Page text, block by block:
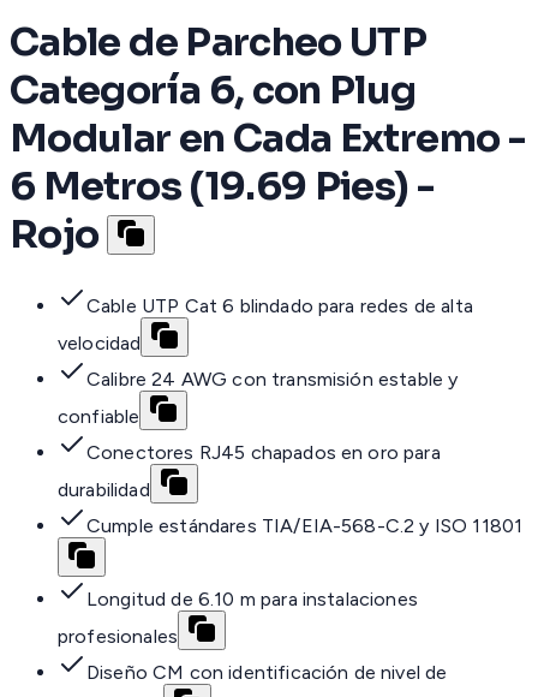
Cable de Parcheo UTP
Categoría 6, con Plug
Modular en Cada Extremo -
6 Metros (19.69 Pies) -
Rojo
Cable UTP Cat 6 blindado para redes de alta
velocidad
Calibre 24 AWG con transmisión estable y
confiable
Conectores RJ45 chapados en oro para
durabilidad
Cumple estándares TIA/EIA-568-C.2 y ISO 11801
Longitud de 6.10 m para instalaciones
profesionales
Diseño CM con identificación de nivel de